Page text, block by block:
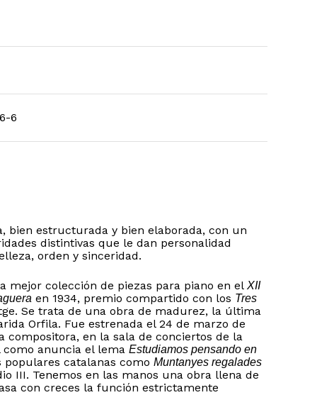
6
bien estructurada y bien elaborada, con un
distintivas que le dan personalidad
orden y sinceridad.
mejor colección de piezas para piano en el XII
en 1934, premio compartido con los Tres
Se trata de una obra de madurez, la última
Orfila. Fue estrenada el 24 de marzo de
compositora, en la sala de conciertos de la
como anuncia el lema Estudiamos pensando en
catalanas como Muntanyes regalades
III. Tenemos en las manos una obra llena de
con creces la función estrictamente